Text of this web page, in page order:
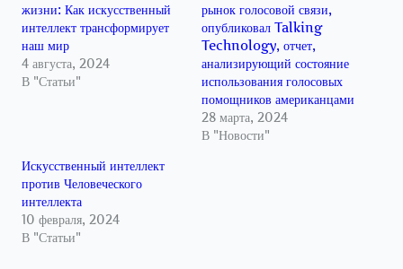
жизни: Как искусственный
интеллект трансформирует
наш мир
4 августа, 2024
В "Статьи"
рынок голосовой связи,
опубликовал Talking
Technology, отчет,
анализирующий состояние
использования голосовых
помощников американцами
28 марта, 2024
В "Новости"
Искусственный интеллект
против Человеческого
интеллекта
10 февраля, 2024
В "Статьи"